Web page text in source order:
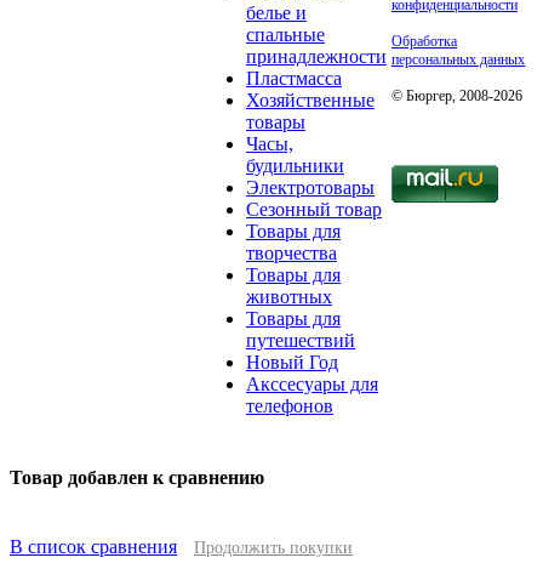
белье и
спальные
принадлежности
Пластмасса
Хозяйственные
товары
Часы,
будильники
Электротовары
Сезонный товар
Товары для
творчества
Товары для
животных
Товары для
путешествий
Новый Год
Акссесуары для
телефонов
конфиденциальности
Обработка
персональных данных
© Бюргер, 2008-2026
Товар добавлен к сравнению
В список сравнения Продолжить покупки